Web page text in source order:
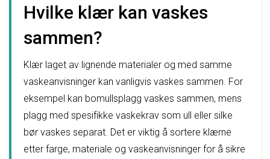
Hvilke klær kan vaskes
sammen?
Klær laget av lignende materialer og med samme
vaskeanvisninger kan vanligvis vaskes sammen. For
eksempel kan bomullsplagg vaskes sammen, mens
plagg med spesifikke vaskekrav som ull eller silke
bør vaskes separat. Det er viktig å sortere klærne
etter farge, materiale og vaskeanvisninger for å sikre